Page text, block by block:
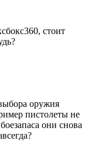
стоит
оружия
пистолеты не
они снова